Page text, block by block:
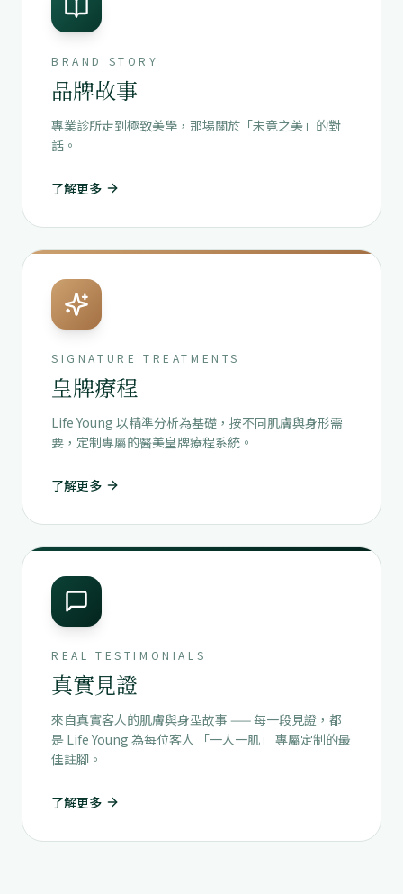
BRAND STORY
品牌故事
專業診所走到極致美學，那場關於「未竟之美」的對
話。
了解更多
SIGNATURE TREATMENTS
皇牌療程
Life Young 以精準分析為基礎，按不同肌膚與身形需
要，定制專屬的醫美皇牌療程系統。
了解更多
REAL TESTIMONIALS
真實見證
來自真實客人的肌膚與身型故事 —— 每一段見證，都
是 Life Young 為每位客人 「一人一肌」 專屬定制的最
佳註腳。
了解更多